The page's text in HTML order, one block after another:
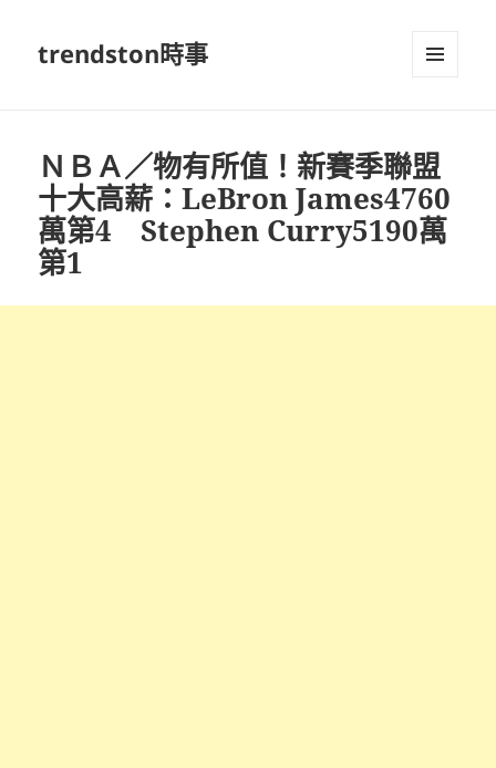
trendston時事
ＮＢＡ／物有所值！新賽季聯盟
十大高薪：LeBron James4760
萬第4 Stephen Curry5190萬
第1